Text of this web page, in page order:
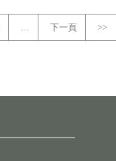
… 下一頁 >>